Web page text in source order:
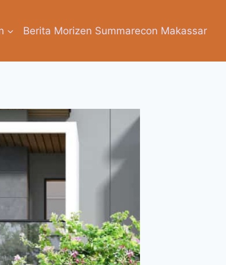
Berita Morizen Summarecon Makassar